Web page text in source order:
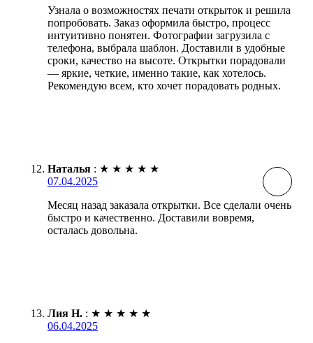
Узнала о возможностях печати открыток и решила
попробовать. Заказ оформила быстро, процесс
интуитивно понятен. Фотографии загрузила с
телефона, выбрала шаблон. Доставили в удобные
сроки, качество на высоте. Открытки порадовали
— яркие, четкие, именно такие, как хотелось.
Рекомендую всем, кто хочет порадовать родных.
Наталья : ★ ★ ★ ★ ★
07.04.2025
Месяц назад заказала открытки. Все сделали очень
быстро и качественно. Доставили вовремя,
осталась довольна.
Лия Н. : ★ ★ ★ ★ ★
06.04.2025